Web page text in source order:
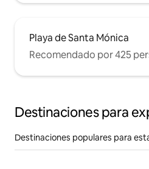
Playa de Santa Mónica
Recomendado por 425
Destinaciones para
Destinaciones populares para